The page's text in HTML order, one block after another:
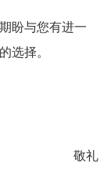
盼与您有进一
选择。
敬礼